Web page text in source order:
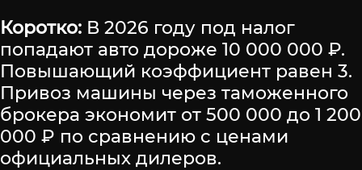
Коротко: В 2026 году под налог
попадают авто дороже 10 000 000 ₽.
Повышающий коэффициент равен 3.
Привоз машины через таможенного
брокера экономит от 500 000 до 1 200
000 ₽ по сравнению с ценами
официальных дилеров.